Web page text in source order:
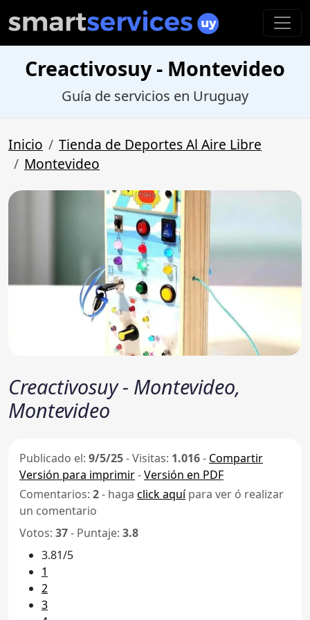
Creactivosuy - Montevideo
Guía de servicios en Uruguay
Inicio
Tienda de Deportes Al Aire Libre
Montevideo
Creactivosuy - Montevideo,
Montevideo
Publicado el: 9/5/25-Visitas: 1.016- Compartir
Versión para imprimir-Versión en PDF
Comentarios: 2- haga click aquípara ver ó realizar
un comentario
Votos: 37- Puntaje: 3.8
3.81/5
1
2
3